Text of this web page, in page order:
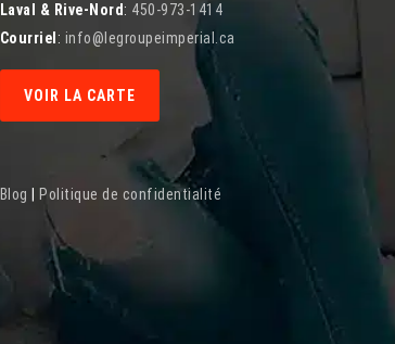
Laval & Rive-Nord : 450-973-1414
Courriel : info@legroupeimperial.ca
VOIR LA CARTE
Blog Politique de confidentialité